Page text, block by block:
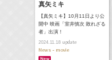
真矢ミキ
【真矢ミキ】10月11日より公
開中 映画「室井慎次 敗れざる
者」出演！
2024.11.18update
News - movie